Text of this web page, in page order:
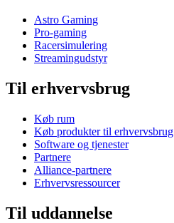
Astro Gaming
Pro-gaming
Racersimulering
Streamingudstyr
Til erhvervsbrug
Køb rum
Køb produkter til erhvervsbrug
Software og tjenester
Partnere
Alliance-partnere
Erhvervsressourcer
Til uddannelse